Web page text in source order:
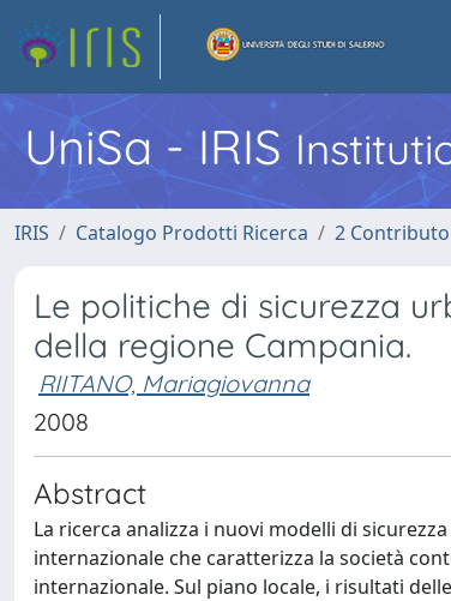
UniSa - IRIS
IRIS Catalogo Prodotti Ricerca 2
Le politiche di sicurezza
della regione Campania.
RIITANO, Mariagiovanna
2008
Abstract
La ricerca analizza i nuovi modelli di
internazionale che caratterizza la società
internazionale. Sul piano locale, i risultati